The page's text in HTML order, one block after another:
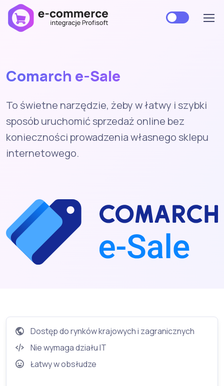
Comarch e-Sale
To świetne narzędzie, żeby w łatwy i szybki
sposób uruchomić sprzedaż online bez
konieczności prowadzenia własnego sklepu
internetowego.
Dostęp do rynków krajowych i zagranicznych
Nie wymaga działu IT
Łatwy w obsłudze